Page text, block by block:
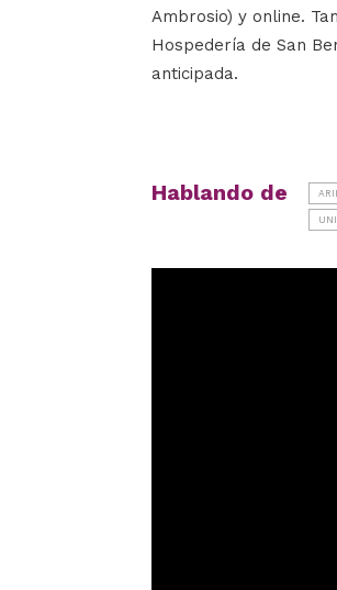
Ambrosio) y online.
Hospedería de San
anticipada.
Hablando de